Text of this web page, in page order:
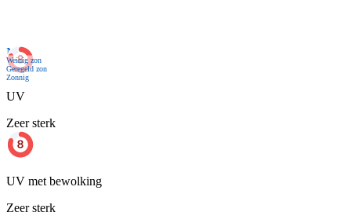
Nu
Weinig zon
Geregeld zon
Zonnig
UV
Zeer sterk
UV met bewolking
Zeer sterk